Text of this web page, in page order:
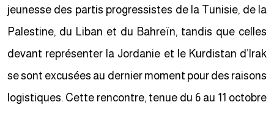
jeunesse des partis progressistes de la Tunisie, de la
Palestine, du Liban et du Bahreïn, tandis que celles
devant représenter la Jordanie et le Kurdistan d’Irak
se sont excusées au dernier moment pour des raisons
logistiques. Cette rencontre, tenue du 6 au 11 octobre